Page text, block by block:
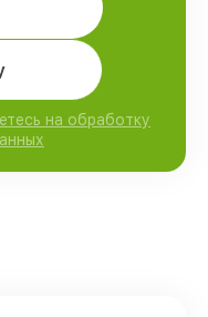
на обработку